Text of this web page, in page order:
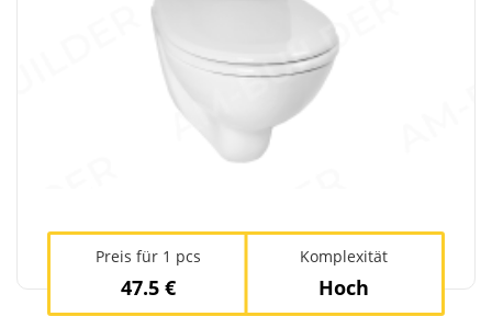
Preis für 1 pcs
47.5 €
Komplexität
Hoch